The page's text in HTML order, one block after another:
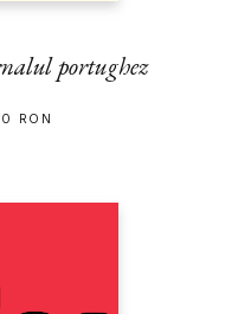
portughez
RON